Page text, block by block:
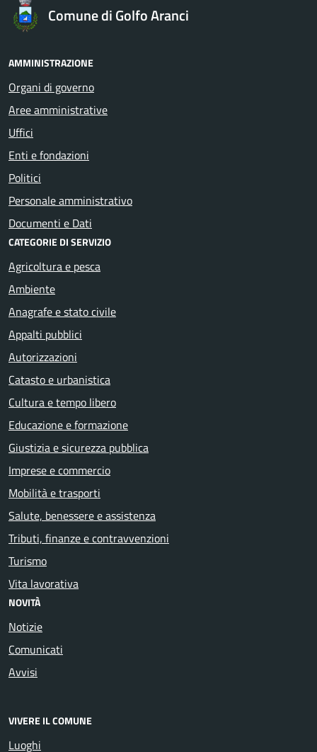
Comune di Golfo Aranci
AMMINISTRAZIONE
Organi di governo
Aree amministrative
Uffici
Enti e fondazioni
Politici
Personale amministrativo
Documenti e Dati
CATEGORIE DI SERVIZIO
Agricoltura e pesca
Ambiente
Anagrafe e stato civile
Appalti pubblici
Autorizzazioni
Catasto e urbanistica
Cultura e tempo libero
Educazione e formazione
Giustizia e sicurezza pubblica
Imprese e commercio
Mobilità e trasporti
Salute, benessere e assistenza
Tributi, finanze e contravvenzioni
Turismo
Vita lavorativa
NOVITÀ
Notizie
Comunicati
Avvisi
VIVERE IL COMUNE
Luoghi